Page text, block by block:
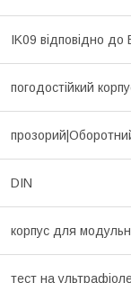
IK09 відповідно до
погодостійкий
DIN
корпус для
тест на